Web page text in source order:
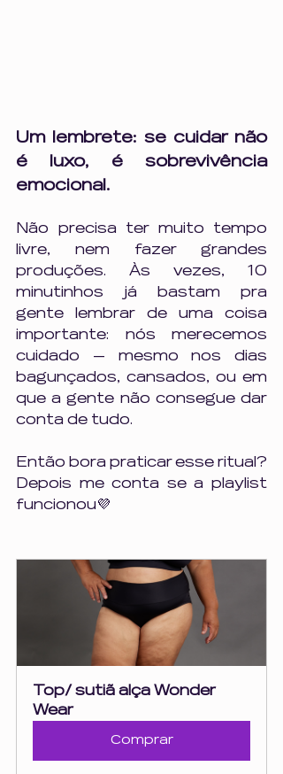
Um lembrete: se cuidar não
é luxo, é sobrevivência
emocional.
Não precisa ter muito tempo
livre, nem fazer grandes
produções. Às vezes, 10
minutinhos já bastam pra
gente lembrar de uma coisa
importante: nós merecemos
cuidado — mesmo nos dias
bagunçados, cansados, ou em
que a gente não consegue dar
conta de tudo.
Então bora praticar esse ritual?
Depois me conta se a playlist
funcionou💜
Top/ sutiã alça Wonder
Wear
Comprar